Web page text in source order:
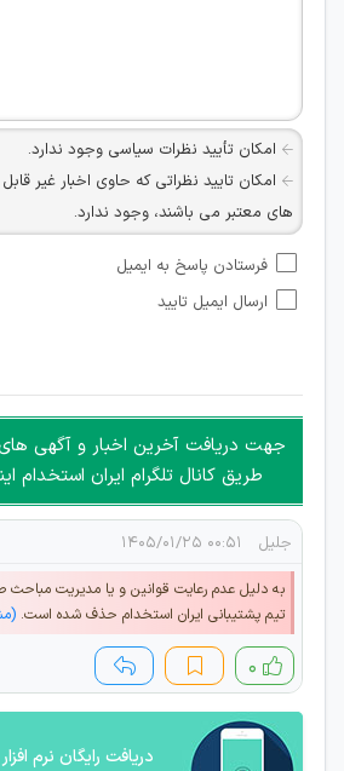
امکان تأیید نظرات سیاسی وجود ندارد.
امکان تایید نظراتی که حاوی اخبار غیر
های معتبر می باشند، وجود ندارد.
شبکه های مجازی ارتباطی می باشند وجود
امکان تأیید نظرات کاربرانی که به هر
هرگونه تحریک، تحقیر و کنایه به سایر
غیر مجاز می باشد.
امکان هماهنگی برای هرگونه ملاقات
جمعی و چه فردی توسط کاربران سایت وجود
فرستادن پاسخ به ایمیل
ارسال ایمیل تایید
جهت دریافت آخرین اخبار و آگهی
طریق کانال تلگرام ایران استخدام
جلیل ۰۰:۵۱ ۱۴۰۵/۰۱/۲۵
به دلیل عدم رعایت قوانین و یا مدیریت مباحث
تیم پشتیبانی ایران استخدام حذف شده است.
۰
دریافت رایگان نرم